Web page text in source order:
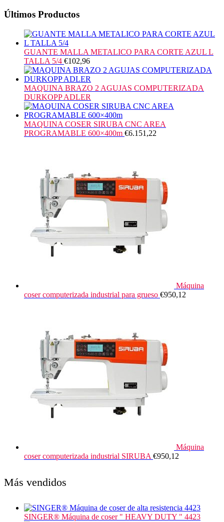
Últimos Productos
GUANTE MALLA METALICO PARA CORTE AZUL L
TALLA 5/4 €102,96
MAQUINA BRAZO 2 AGUJAS COMPUTERIZADA
DURKOPP ADLER
MAQUINA COSER SIRUBA CNC AREA
PROGRAMABLE 600×400m €6.151,22
Máquina
coser computerizada industrial para grueso €950,12
Máquina
coser computerizada industrial SIRUBA €950,12
Más vendidos
SINGER® Máquina de coser " HEAVY DUTY " 4423